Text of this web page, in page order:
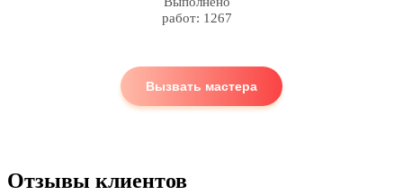
работ: 1267
Вызвать мастера
Отзывы клиентов